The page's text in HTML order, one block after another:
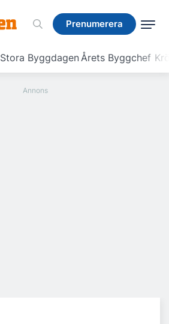
Prenumerera
Stora ByggdagenÅrets Byggchef
Prenumerera